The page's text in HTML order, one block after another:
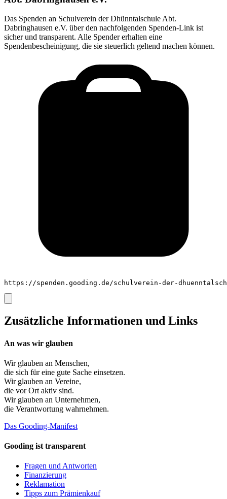
Das Spenden an Schulverein der Dhünntalschule Abt.
Dabringhausen e.V. über den nachfolgenden Spenden-Link ist
sicher und transparent. Alle Spender erhalten eine
Spendenbescheinigung, die sie steuerlich geltend machen können.
https://spenden.gooding.de/schulverein-der-
Zusätzliche Informationen und Links
An was wir glauben
Wir glauben an Menschen,
die sich für eine gute Sache einsetzen.
Wir glauben an Vereine,
die vor Ort aktiv sind.
Wir glauben an Unternehmen,
die Verantwortung wahrnehmen.
Das Gooding-Manifest
Gooding ist transparent
Fragen und Antworten
Finanzierung
Reklamation
Tipps zum Prämienkauf